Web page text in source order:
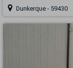
Dunkerque - 59430